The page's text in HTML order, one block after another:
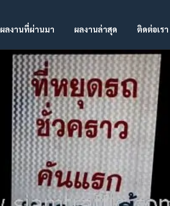
ผลงานที่ผ่านมา ผลงานล่าสุด ติดต่อเรา